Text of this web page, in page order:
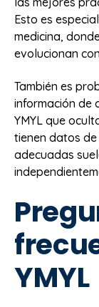
Esto es
medicina,
evolucionan
También es
información de
YMYL que
tienen datos
adecuadas
YMYL